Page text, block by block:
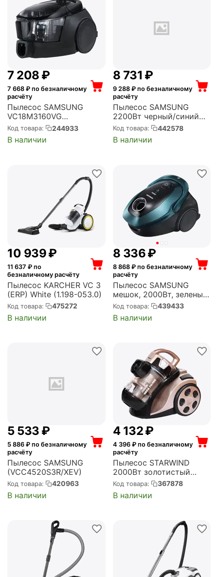
7 208 ₽
7 668 ₽ по безналичному
расчёту
Пылесос SAMSUNG
VC18M3160VG
(VC18M3160VG/EV)
Код товара: 244933
В наличии
8 731 ₽
9 288₽ по безналичному
расчёту
Пылесос SAMSUNG
2200Вт черный/синий
(VCC885BH36/XEV)
Код товара: 442578
В наличии
10 939₽
11 637 ₽ по
безналичному расчёту
Пылесос KARCHER VC 3
(ERP) White (1.198-053.0)
Код товара: 475272
В наличии
8 336₽
8 868₽ по безналичному
расчёту
Пылесос SAMSUNG
мешок, 2000Вт, зеленый
(VC20M2540JN/EV)
Код товара: 439433
В наличии
5 533 ₽
5 886 ₽ по безналичному
расчёту
Пылесос SAMSUNG
(VCC4520S3R/XEV)
Код товара: 420963
В наличии
4 132₽
4 396₽ по безналичному
расчёту
Пылесос STARWIND
2000Вт золотистый
(SCV5625)
Код товара: 367878
В наличии